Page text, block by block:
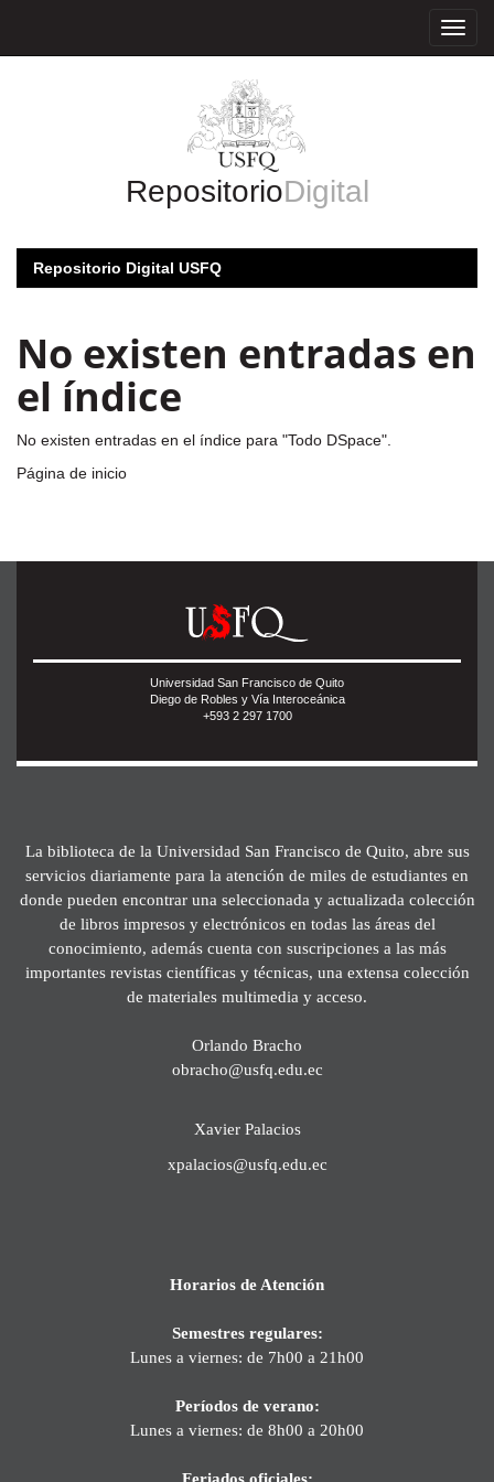
RepositorioDigital
Repositorio Digital USFQ
No existen entradas en
el índice
No existen entradas en el índice para "Todo DSpace".
Página de inicio
Universidad San Francisco de Quito
Diego de Robles y Vía Interoceánica
+593 2 297 1700
La biblioteca de la Universidad San Francisco de Quito, abre sus
servicios diariamente para la atención de miles de estudiantes en
donde pueden encontrar una seleccionada y actualizada colección
de libros impresos y electrónicos en todas las áreas del
conocimiento, además cuenta con suscripciones a las más
importantes revistas científicas y técnicas, una extensa colección
de materiales multimedia y acceso.
Orlando Bracho
obracho@usfq.edu.ec
Xavier Palacios
xpalacios@usfq.edu.ec
Horarios de Atención
Semestres regulares:
Lunes a viernes: de 7h00 a 21h00
Períodos de verano:
Lunes a viernes: de 8h00 a 20h00
Feriados oficiales: